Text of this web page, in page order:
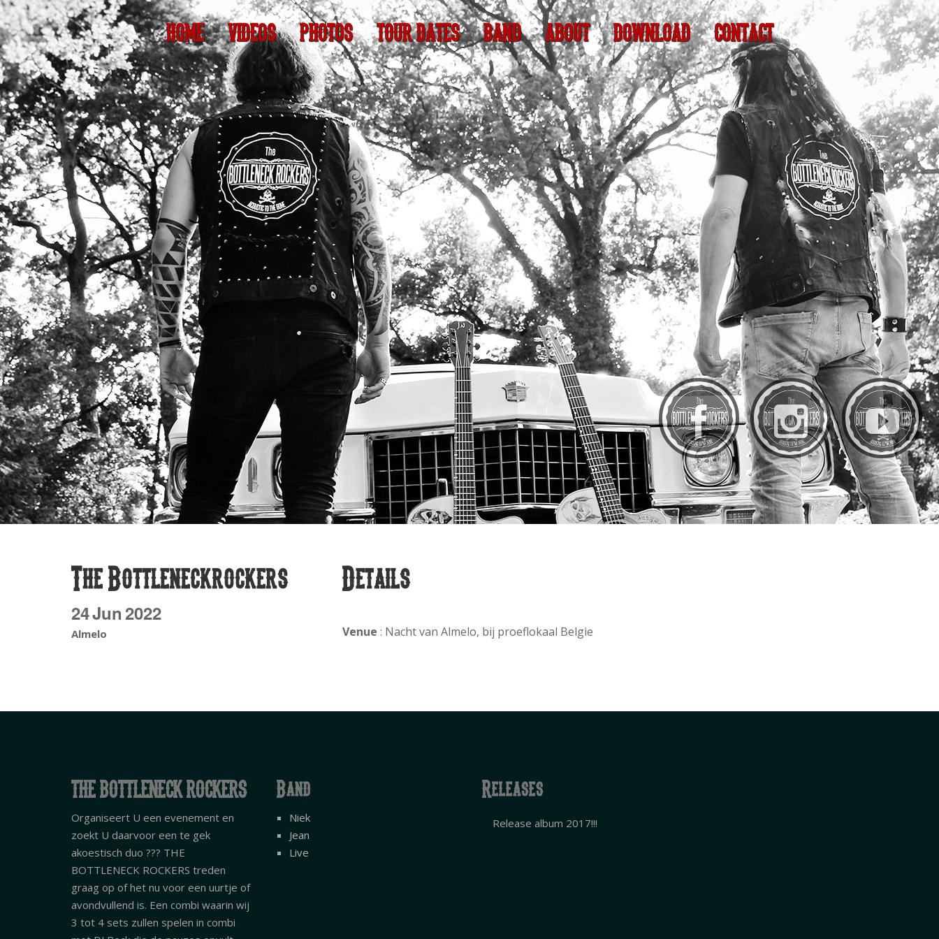
HOME VIDEOS PHOTOS TOUR DATES BAND ABOUT DOWNLOAD CONTACT
The Bottleneckrockers
24Jun2022
Almelo
Details
Venue : Nacht van Almelo, bij proeflokaal Belgie
THE BOTTLENECK ROCKERS
Organiseert U een evenement en
zoekt U daarvoor een te gek
akoestisch duo ??? THE
BOTTLENECK ROCKERS treden
graag op of het nu voor een uurtje of
avondvullend is. Een combi waarin wij
3 tot 4 sets zullen spelen in combi
Band
Niek
Jean
Live
Releases
Release album 2017!!!